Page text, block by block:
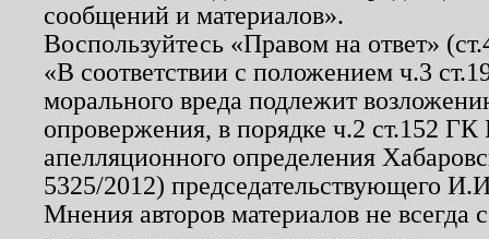
сообщений и материалов».
Воспользуйтесь «Правом на ответ»
«В соответствии с положением ч.3
морального вреда подлежит
опровержения, в порядке ч.2 ст.152
апелляционного определения
5325/2012) председательствующего
Мнения авторов материалов не